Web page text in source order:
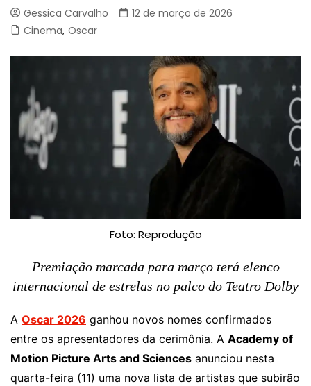
Gessica Carvalho
12 de março de 2026
Cinema, Oscar
Foto: Reprodução
Premiação marcada para março terá elenco
internacional de estrelas no palco do Teatro Dolby
A Oscar 2026 ganhou novos nomes confirmados
entre os apresentadores da cerimônia. A Academy of
Motion Picture Arts and Sciences anunciou nesta
quarta-feira (11) uma nova lista de artistas que subirão